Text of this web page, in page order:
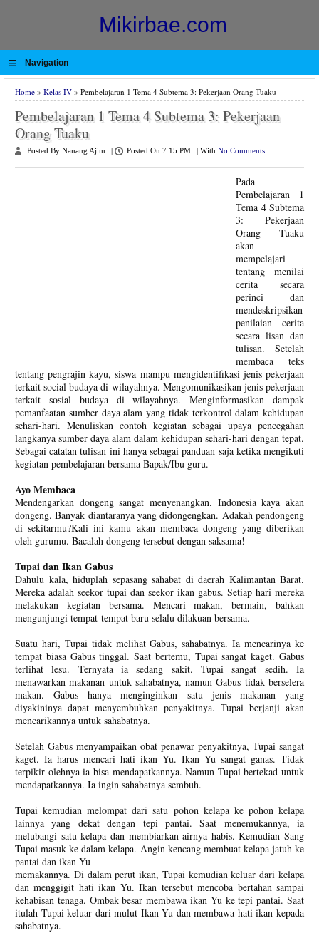
Mikirbae.com
≡ Navigation
Home » Kelas IV » Pembelajaran 1 Tema 4 Subtema 3: Pekerjaan Orang Tuaku
Pembelajaran 1 Tema 4 Subtema 3: Pekerjaan
Orang Tuaku
Posted By Nanang Ajim Posted On 7:15 PM With No Comments
Pada
Pembelajaran 1
Tema 4 Subtema
3: Pekerjaan
Orang Tuaku
akan
mempelajari
tentang menilai
cerita secara
perinci dan
mendeskripsikan
penilaian cerita
secara lisan dan
tulisan. Setelah
membaca teks
tentang pengrajin kayu, siswa mampu mengidentifikasi jenis pekerjaan
terkait social budaya di wilayahnya. Mengomunikasikan jenis pekerjaan
terkait sosial budaya di wilayahnya. Menginformasikan dampak
pemanfaatan sumber daya alam yang tidak terkontrol dalam kehidupan
sehari-hari. Menuliskan contoh kegiatan sebagai upaya pencegahan
langkanya sumber daya alam dalam kehidupan sehari-hari dengan tepat.
Sebagai catatan tulisan ini hanya sebagai panduan saja ketika mengikuti
kegiatan pembelajaran bersama Bapak/Ibu guru.
Ayo Membaca
Mendengarkan dongeng sangat menyenangkan. Indonesia kaya akan
dongeng. Banyak diantaranya yang didongengkan. Adakah pendongeng
di sekitarmu?Kali ini kamu akan membaca dongeng yang diberikan
oleh gurumu. Bacalah dongeng tersebut dengan saksama!
Tupai dan Ikan Gabus
Dahulu kala, hiduplah sepasang sahabat di daerah Kalimantan Barat.
Mereka adalah seekor tupai dan seekor ikan gabus. Setiap hari mereka
melakukan kegiatan bersama. Mencari makan, bermain, bahkan
mengunjungi tempat-tempat baru selalu dilakuan bersama.
Suatu hari, Tupai tidak melihat Gabus, sahabatnya. Ia mencarinya ke
tempat biasa Gabus tinggal. Saat bertemu, Tupai sangat kaget. Gabus
terlihat lesu. Ternyata ia sedang sakit. Tupai sangat sedih. Ia
menawarkan makanan untuk sahabatnya, namun Gabus tidak berselera
makan. Gabus hanya menginginkan satu jenis makanan yang
diyakininya dapat menyembuhkan penyakitnya. Tupai berjanji akan
mencarikannya untuk sahabatnya.
Setelah Gabus menyampaikan obat penawar penyakitnya, Tupai sangat
kaget. Ia harus mencari hati ikan Yu. Ikan Yu sangat ganas. Tidak
terpikir olehnya ia bisa mendapatkannya. Namun Tupai bertekad untuk
mendapatkannya. Ia ingin sahabatnya sembuh.
Tupai kemudian melompat dari satu pohon kelapa ke pohon kelapa
lainnya yang dekat dengan tepi pantai. Saat menemukannya, ia
melubangi satu kelapa dan membiarkan airnya habis. Kemudian Sang
Tupai masuk ke dalam kelapa. Angin kencang membuat kelapa jatuh ke
pantai dan ikan Yu
memakannya. Di dalam perut ikan, Tupai kemudian keluar dari kelapa
dan menggigit hati ikan Yu. Ikan tersebut mencoba bertahan sampai
kehabisan tenaga. Ombak besar membawa ikan Yu ke tepi pantai. Saat
itulah Tupai keluar dari mulut Ikan Yu dan membawa hati ikan kepada
sahabatnya.